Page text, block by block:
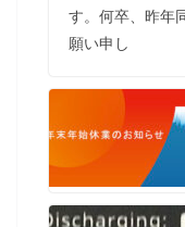
す。何卒、昨年
願い申し